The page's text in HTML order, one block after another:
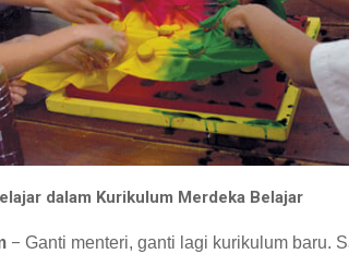
dalam Kurikulum Merdeka Belajar
– Ganti menteri, ganti lagi kurikulum baru.